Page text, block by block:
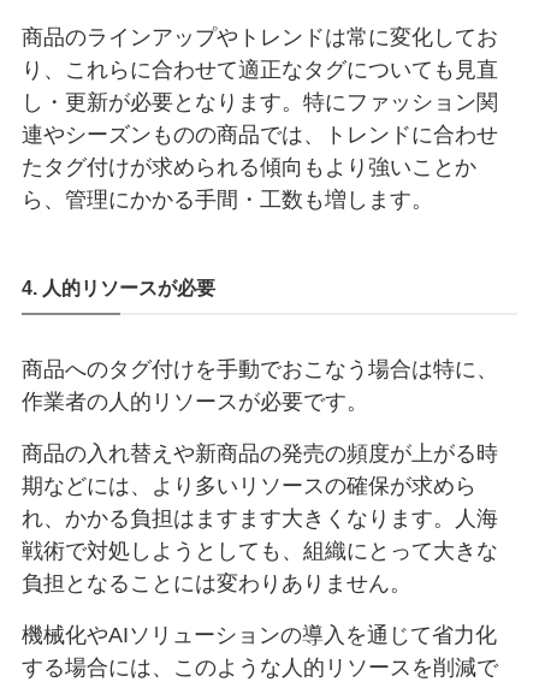
商品のラインアップやトレンドは常に変化してお
り、これらに合わせて適正なタグについても見直
し・更新が必要となります。特にファッション関
連やシーズンものの商品では、トレンドに合わせ
たタグ付けが求められる傾向もより強いことか
ら、管理にかかる手間・工数も増します。
4. 人的リソースが必要
商品へのタグ付けを手動でおこなう場合は特に、
作業者の人的リソースが必要です。
商品の入れ替えや新商品の発売の頻度が上がる時
期などには、より多いリソースの確保が求めら
れ、かかる負担はますます大きくなります。人海
戦術で対処しようとしても、組織にとって大きな
負担となることには変わりありません。
機械化やAIソリューションの導入を通じて省力化
する場合には、このような人的リソースを削減で